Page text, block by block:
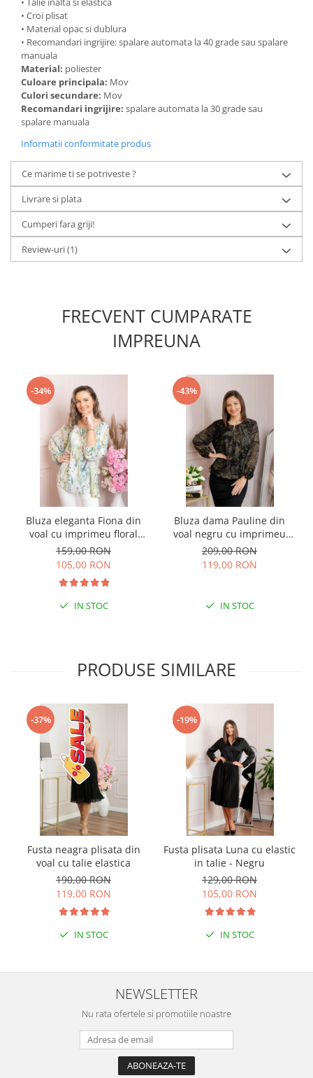
• Croi plisat
• Material opac si dublura
• Recomandari ingrijire: spalare automata la 40 grade sau spalare
manuala
Material: poliester
Culoare principala: Mov
Culori secundare: Mov
Recomandari ingrijire: spalare automata la 30 grade sau
spalare manuala
Informatii conformitate produs
Ce marime ti se potriveste ?
Livrare si plata
Cumperi fara griji!
Review-uri(1)
FRECVENT CUMPARATE
IMPREUNA
-34%
Bluza eleganta Fiona din
voal cu imprimeu floral
verde
159,00 RON
105,00 RON
IN STOC
-43%
Bluza dama Pauline din
voal negru cu imprimeu
floral auriu
209,00 RON
119,00 RON
IN STOC
PRODUSE SIMILARE
-37%
Fusta neagra plisata din
voal cu talie elastica
190,00 RON
119,00 RON
IN STOC
-19%
Fusta plisata Luna cu elastic
in talie - Negru
129,00 RON
105,00 RON
IN STOC
NEWSLETTER
Nu rata ofertele si promotiile noastre